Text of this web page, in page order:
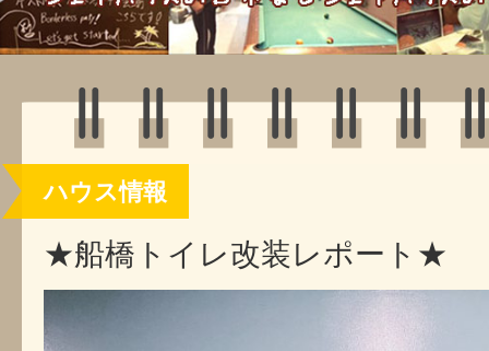
ハウス情報
★船橋トイレ改装レポート★